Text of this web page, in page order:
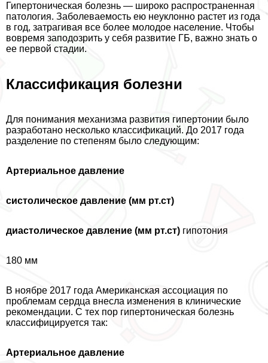
Гипертоническая болезнь — широко распространенная
патология. Заболеваемость ею неуклонно растет из года
в год, затрагивая все более молодое население. Чтобы
вовремя заподозрить у себя развитие ГБ, важно знать о
ее первой стадии.
Классификация болезни
Для понимания механизма развития гипертонии было
разработано несколько классификаций. До 2017 года
разделение по степеням было следующим:
Артериальное давление
систолическое давление (мм рт.ст)
диастолическое давление (мм рт.ст) гипотония
180 мм
В ноябре 2017 года Американская ассоциация по
проблемам сердца внесла изменения в клинические
рекомендации. С тех пор гипертоническая болезнь
классифицируется так:
Артериальное давление